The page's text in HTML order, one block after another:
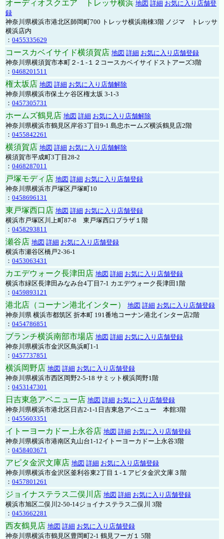
オーディオスクエア トレッサ横浜 地図 詳細 お気に入り店舗登
録
神奈川県横浜市港北区師岡町700 トレッサ横浜南棟3階 ノジマ トレッサ
横浜店内
： 0455335629
コースカベイサイド横須賀店 地図 詳細 お気に入り店舗登録
神奈川県横須賀市本町２-１-１２コースカベイサイドストアーズ3階
： 0468201511
権太坂店 地図 詳細 お気に入り店舗解除
神奈川県横浜市保土ケ谷区権太坂 3-1-3
： 0457305731
ホームズ鶴見店 地図 詳細 お気に入り店舗解除
神奈川県横浜市鶴見区岸谷3丁目9-1 島忠ホームズ横浜鶴見店2階
： 0455842261
横須賀店 地図 詳細 お気に入り店舗解除
横須賀市平成町3丁目28-2
： 0468287011
戸塚モディ店 地図 詳細 お気に入り店舗登録
神奈川県横浜市戸塚区戸塚町10
： 0458696131
東戸塚西口店 地図 詳細 お気に入り店舗登録
横浜市戸塚区川上町87-8 東戸塚西口プラザ１階
： 0458293811
瀬谷店 地図 詳細 お気に入り店舗登録
横浜市瀬谷区橋戸2-36-1
： 0453063431
カエデウォーク長津田店 地図 詳細 お気に入り店舗登録
横浜市緑区長津田みなみ台4丁目7-1 カエデウォーク長津田1階
： 0459893121
港北店（コーナン港北インター） 地図 詳細 お気に入り店舗登録
神奈川県 横浜市都筑区 折本町 191番地コーナン港北インター店2階
： 0454786851
ブランチ横浜南部市場店 地図 詳細 お気に入り店舗登録
神奈川県横浜市金沢区鳥浜町1-1
： 0457737851
横浜岡野店 地図 詳細 お気に入り店舗登録
神奈川県横浜市西区岡野2-5-18 サミット横浜岡野1階
： 0453147301
日吉東急アベニュー店 地図 詳細 お気に入り店舗登録
神奈川県横浜市港北区日吉2-1-1日吉東急アベニュー 本館3階
： 0455603351
イトーヨーカドー上永谷店 地図 詳細 お気に入り店舗登録
神奈川県横浜市港南区丸山台1-12イトーヨーカドー上永谷3階
： 0458403671
アピタ金沢文庫店 地図 詳細 お気に入り店舗登録
神奈川県横浜市金沢区釜利谷東2丁目１-１アピタ金沢文庫３階
： 0457801261
ジョイナステラス二俣川店 地図 詳細 お気に入り店舗登録
横浜市旭区二俣川2-50-14ジョイナステラス二俣川 3階
： 0453662281
西友鶴見店 地図 詳細 お気に入り店舗登録
神奈川県横浜市鶴見区豊岡町2-1 鶴見フーガ１ 5階